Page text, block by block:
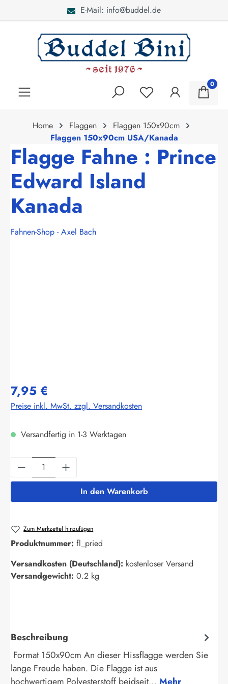
E-Mail: info@buddel.de
0
Home Flaggen
Flaggen 150x90cm
Flaggen 150x90cm USA/Kanada
Flagge Fahne : Prince
Edward Island
Kanada
Fahnen-Shop - Axel Bach
7,95 €
Preise inkl. MwSt. zzgl. Versandkosten
Versandfertig in 1-3 Werktagen
Produkt Anzahl: Gib den gewünschten
In den Warenkorb
Zum Merkzettel hinzufügen
Produktnummer: fl_pried
Versandkosten (Deutschland): kostenloser Versand
Versandgewicht: 0.2 kg
Beschreibung
Format 150x90cm An dieser Hissflagge werden Sie
lange Freude haben. Die Flagge ist aus